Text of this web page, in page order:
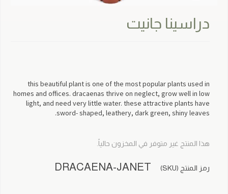
دراسينا جانيت
this beautiful plant is one of the most popular plants used in
homes and offices. dracaenas thrive on neglect, grow well in low
light, and need very little water. these attractive plants have
sword- shaped, leathery, dark green, shiny leaves.
هذا المنتج غير متوفر في المخزون حالياً.
رمز المنتج (SKU) DRACAENA-JANET